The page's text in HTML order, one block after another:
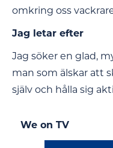
omkring oss
Jag letar efter
Jag söker en glad,
man som älskar att
själv och hålla sig
We on TV